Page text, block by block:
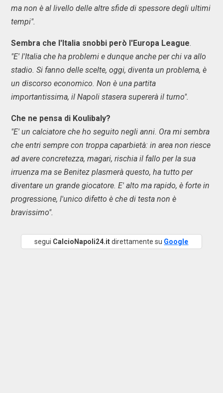
ma non è al livello delle altre sfide di spessore degli ultimi
tempi".
Sembra che l'Italia snobbi però l'Europa League.
"E' l'Italia che ha problemi e dunque anche per chi va allo
stadio. Si fanno delle scelte, oggi, diventa un problema, è
un discorso economico. Non è una partita
importantissima, il Napoli stasera supererà il turno".
Che ne pensa di Koulibaly?
"E' un calciatore che ho seguito negli anni. Ora mi sembra
che entri sempre con troppa caparbietà: in area non riesce
ad avere concretezza, magari, rischia il fallo per la sua
irruenza ma se Benitez plasmerà questo, ha tutto per
diventare un grande giocatore. E' alto ma rapido, è forte in
progressione, l'unico difetto è che di testa non è
bravissimo".
segui CalcioNapoli24.itdirettamente su Google